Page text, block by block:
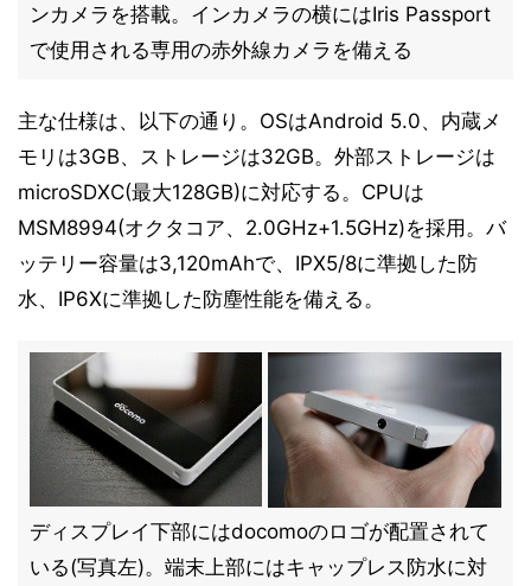
ンカメラを搭載。インカメラの横にはIris Passport
で使用される専用の赤外線カメラを備える
主な仕様は、以下の通り。OSはAndroid 5.0、内蔵メ
モリは3GB、ストレージは32GB。外部ストレージは
microSDXC(最大128GB)に対応する。CPUは
MSM8994(オクタコア、2.0GHz+1.5GHz)を採用。バ
ッテリー容量は3,120mAhで、IPX5/8に準拠した防
水、IP6Xに準拠した防塵性能を備える。
ディスプレイ下部にはdocomoのロゴが配置されて
いる(写真左)。端末上部にはキャップレス防水に対